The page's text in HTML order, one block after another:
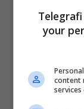
your
content